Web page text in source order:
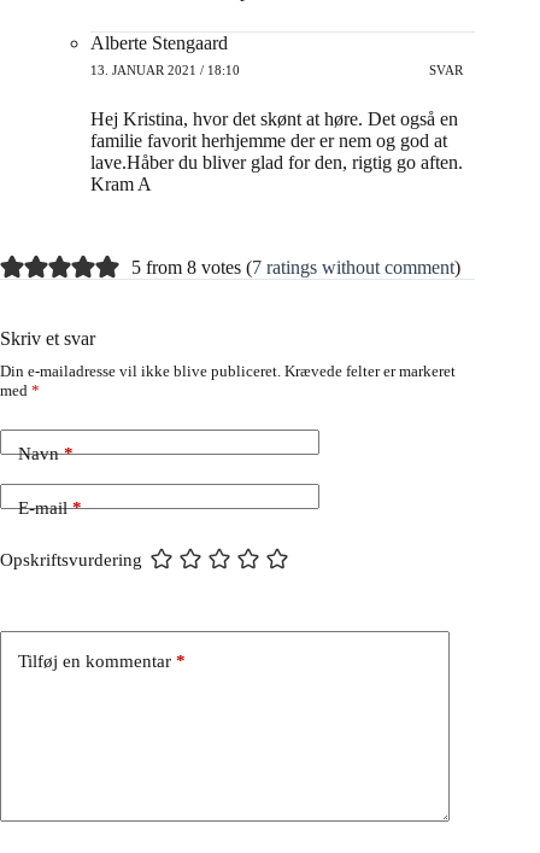
Alberte Stengaard
13. JANUAR 2021 / 18:10 SVAR
Hej Kristina, hvor det skønt at høre. Det også en
familie favorit herhjemme der er nem og god at
lave.Håber du bliver glad for den, rigtig go aften.
Kram A
5 from 8 votes (7 ratings without comment)
Skriv et svar
Din e-mailadresse vil ikke blive publiceret. Krævede felter er markeret
med *
Navn*
E-mail*
Opskriftsvurdering
Tilføj en kommentar *